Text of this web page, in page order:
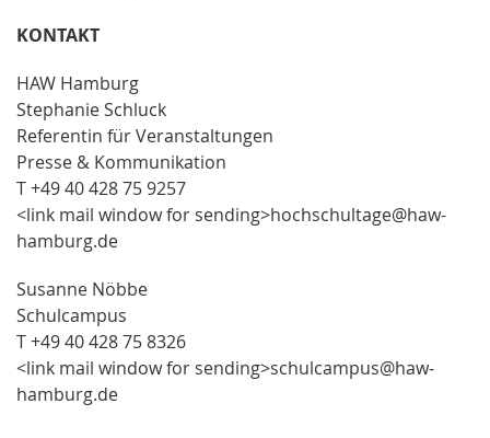
KONTAKT
HAW Hamburg
Stephanie Schluck
Referentin für Veranstaltungen
Presse & Kommunikation
T +49 40 428 75 9257
<link mail window for sending>hochschultage@haw-
hamburg.de
Susanne Nöbbe
Schulcampus
T +49 40 428 75 8326
<link mail window for sending>schulcampus@haw-
hamburg.de